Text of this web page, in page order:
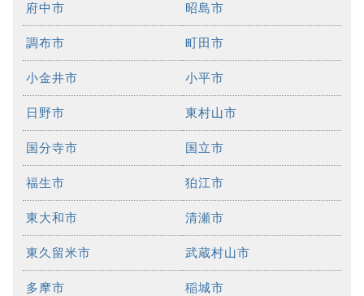
府中市 昭島市
調布市 町田市
小金井市 小平市
日野市 東村山市
国分寺市 国立市
福生市 狛江市
東大和市 清瀬市
東久留米市 武蔵村山市
多摩市 稲城市